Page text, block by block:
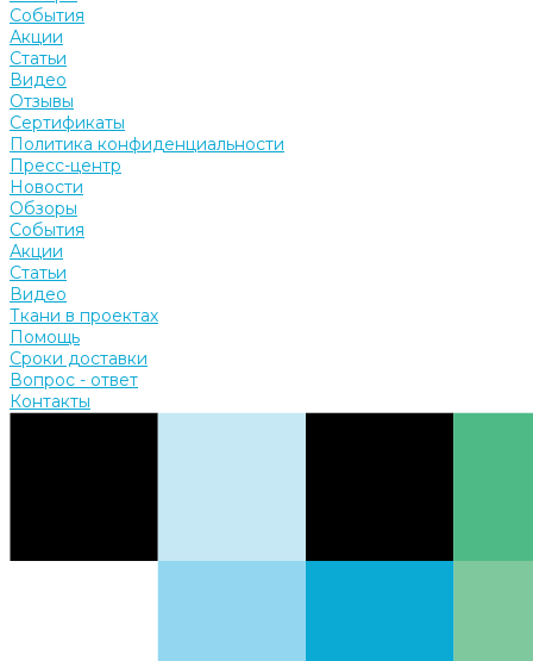
События
Акции
Статьи
Видео
Отзывы
Сертификаты
Политика конфиденциальности
Пресс-центр
Новости
Обзоры
События
Акции
Статьи
Видео
Ткани в проектах
Помощь
Сроки доставки
Вопрос - ответ
Контакты